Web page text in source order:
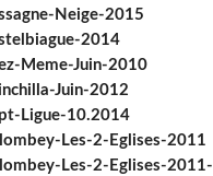
Neige-2015
2014
Meme-Juin-2010
Juin-2012
Ligue-10.2014
Les-2-Eglises-2011
Les-2-Eglises-2011-